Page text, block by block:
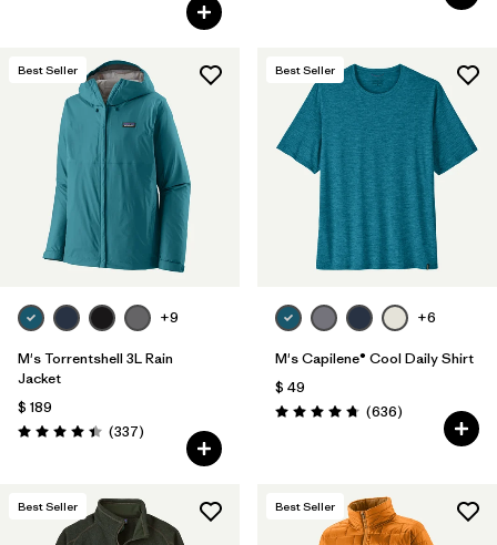
Best Seller
+9
M's Torrentshell 3L Rain
Jacket
$ 189
Valoración: 4.4 / 5
(337Comentarios
)
Best Seller
+6
M's Capilene® Cool Daily Shirt
$ 49
Valoración: 4.7 / 5
(636Comentarios
)
Best Seller Best Seller